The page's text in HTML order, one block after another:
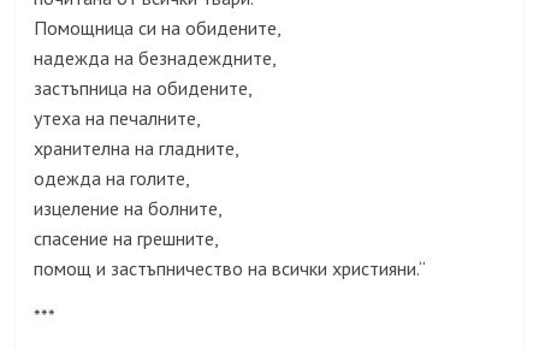
Помощница си на обидените,
надежда на безнадеждните,
застъпница на обидените,
утеха на печалните,
хранителна на гладните,
одежда на голите,
изцеление на болните,
спасение на грешните,
помощ и застъпничество на всички християни.“
***